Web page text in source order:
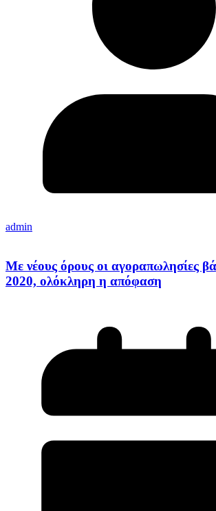
admin
Με νέους όρους οι αγοραπωλησίες
2020, ολόκληρη η απόφαση